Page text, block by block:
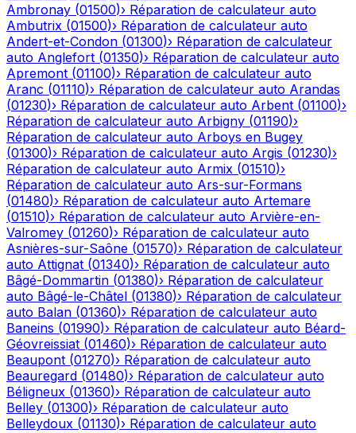
Ambronay (01500)› Réparation de calculateur auto
Ambutrix (01500)› Réparation de calculateur auto
Andert-et-Condon (01300)› Réparation de calculateur
auto Anglefort (01350)› Réparation de calculateur auto
Apremont (01100)› Réparation de calculateur auto
Aranc (01110)› Réparation de calculateur auto Arandas
(01230)› Réparation de calculateur auto Arbent (01100)›
Réparation de calculateur auto Arbigny (01190)›
Réparation de calculateur auto Arboys en Bugey
(01300)› Réparation de calculateur auto Argis (01230)›
Réparation de calculateur auto Armix (01510)›
Réparation de calculateur auto Ars-sur-Formans
(01480)› Réparation de calculateur auto Artemare
(01510)› Réparation de calculateur auto Arvière-en-
Valromey (01260)› Réparation de calculateur auto
Asnières-sur-Saône (01570)› Réparation de calculateur
auto Attignat (01340)› Réparation de calculateur auto
Bâgé-Dommartin (01380)› Réparation de calculateur
auto Bâgé-le-Châtel (01380)› Réparation de calculateur
auto Balan (01360)› Réparation de calculateur auto
Baneins (01990)› Réparation de calculateur auto Béard-
Géovreissiat (01460)› Réparation de calculateur auto
Beaupont (01270)› Réparation de calculateur auto
Beauregard (01480)› Réparation de calculateur auto
Béligneux (01360)› Réparation de calculateur auto
Belley (01300)› Réparation de calculateur auto
Belleydoux (01130)› Réparation de calculateur auto